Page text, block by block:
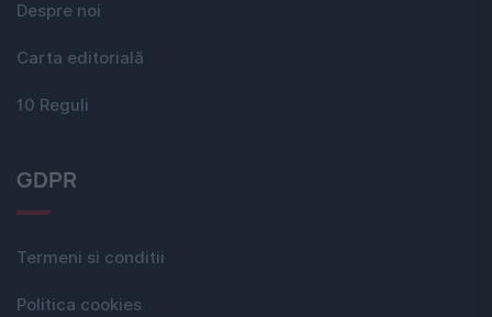
Despre noi
Carta editorială
10 Reguli
GDPR
Termeni si conditii
Politica cookies